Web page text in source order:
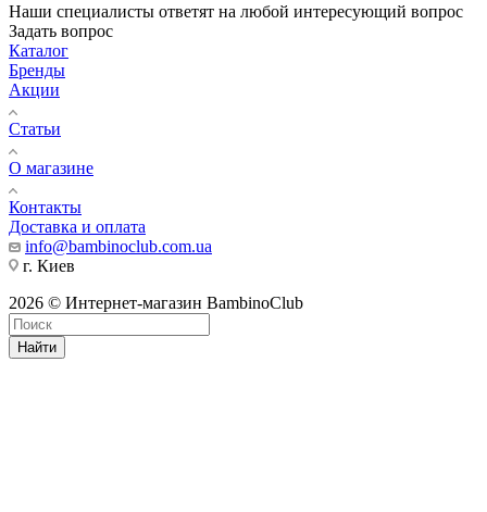
Наши специалисты ответят на любой интересующий вопрос
Задать вопрос
Каталог
Бренды
Акции
Статьи
О магазине
Контакты
Доставка и оплата
info@bambinoclub.com.ua
г. Киев
2026 © Интернет-магазин BambinoClub
Найти